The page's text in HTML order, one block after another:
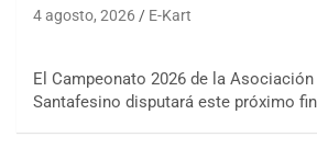
4 agosto, 2026 E-Kart
El Campeonato 2026 de la
Santafesino disputará este próximo